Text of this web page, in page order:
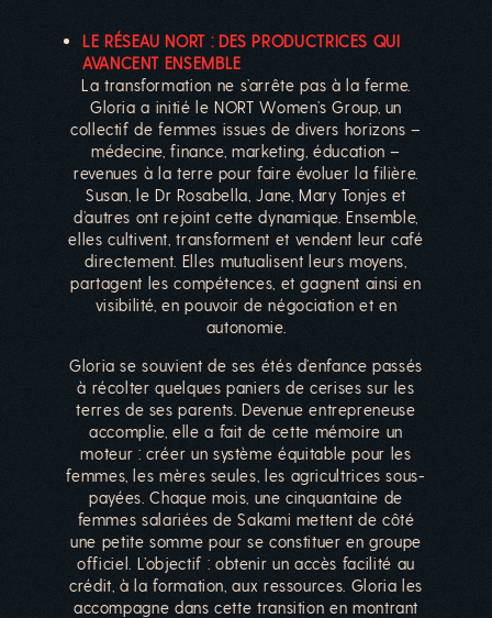
LE RÉSEAU NORT : DES PRODUCTRICES QUI
AVANCENT ENSEMBLE
La transformation ne s’arrête pas à la ferme.
Gloria a initié le NORT Women’s Group, un
collectif de femmes issues de divers horizons –
médecine, finance, marketing, éducation –
revenues à la terre pour faire évoluer la filière.
Susan, le Dr Rosabella, Jane, Mary Tonjes et
d’autres ont rejoint cette dynamique. Ensemble,
elles cultivent, transforment et vendent leur café
directement. Elles mutualisent leurs moyens,
partagent les compétences, et gagnent ainsi en
visibilité, en pouvoir de négociation et en
autonomie.
Gloria se souvient de ses étés d’enfance passés
à récolter quelques paniers de cerises sur les
terres de ses parents. Devenue entrepreneuse
accomplie, elle a fait de cette mémoire un
moteur : créer un système équitable pour les
femmes, les mères seules, les agricultrices sous-
payées. Chaque mois, une cinquantaine de
femmes salariées de Sakami mettent de côté
une petite somme pour se constituer en groupe
officiel. L’objectif : obtenir un accès facilité au
crédit, à la formation, aux ressources. Gloria les
accompagne dans cette transition en montrant